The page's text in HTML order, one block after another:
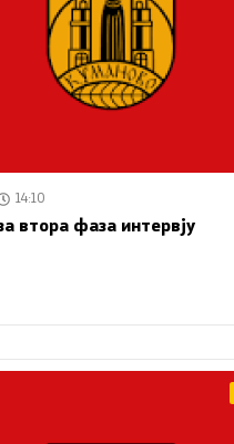
14:10
втора фаза интервју